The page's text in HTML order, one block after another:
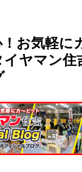
お気軽
イヤマン